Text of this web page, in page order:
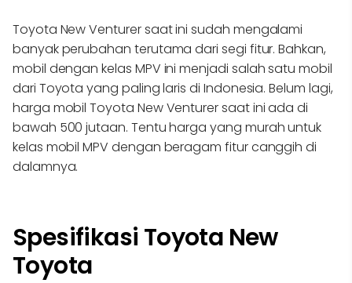
Toyota New Venturer saat ini sudah mengalami
banyak perubahan terutama dari segi fitur. Bahkan,
mobil dengan kelas MPV ini menjadi salah satu mobil
dari Toyota yang paling laris di Indonesia. Belum lagi,
harga mobil Toyota New Venturer saat ini ada di
bawah 500 jutaan. Tentu harga yang murah untuk
kelas mobil MPV dengan beragam fitur canggih di
dalamnya.
Spesifikasi Toyota New
Toyota